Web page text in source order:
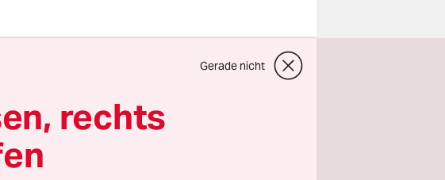
denken bei
die mit
ohne erkennbaren
Maler Manfred
Er hinterließ an
sind sie inzwischen
Gerade nicht
rechts